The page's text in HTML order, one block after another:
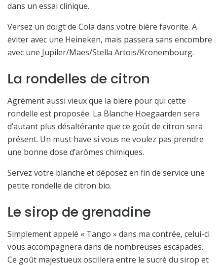
dans un essai clinique.
Versez un doigt de Cola dans votre bière favorite. A
éviter avec une Heineken, mais passera sans encombre
avec une Jupiler/Maes/Stella Artois/Kronembourg.
La rondelles de citron
Agrément aussi vieux que la bière pour qui cette
rondelle est proposée. La Blanche Hoegaarden sera
d’autant plus désaltérante que ce goût de citron sera
présent. Un must have si vous ne voulez pas prendre
une bonne dose d’arômes chimiques.
Servez votre blanche et déposez en fin de service une
petite rondelle de citron bio.
Le sirop de grenadine
Simplement appelé « Tango » dans ma contrée, celui-ci
vous accompagnera dans de nombreuses escapades.
Ce goût majestueux oscillera entre le sucré du sirop et